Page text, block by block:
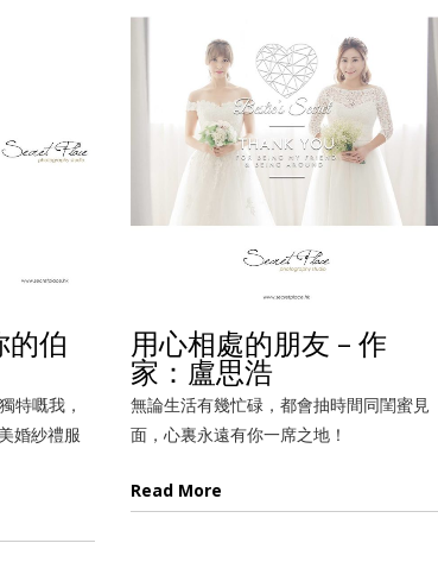
的伯
特嘅我，
婚紗禮服
用心相處的朋友 – 作
家：盧思浩
無論生活有幾忙碌，都會抽時間同閨蜜見
面，心裏永遠有你一席之地！
Read More